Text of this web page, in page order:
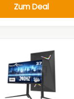
Zum Deal